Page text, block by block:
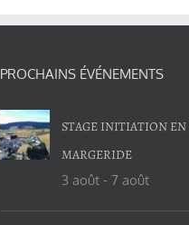
PROCHAINS ÉVÉNEMENTS
STAGE INITIATION EN
MARGERIDE
3 août - 7 août